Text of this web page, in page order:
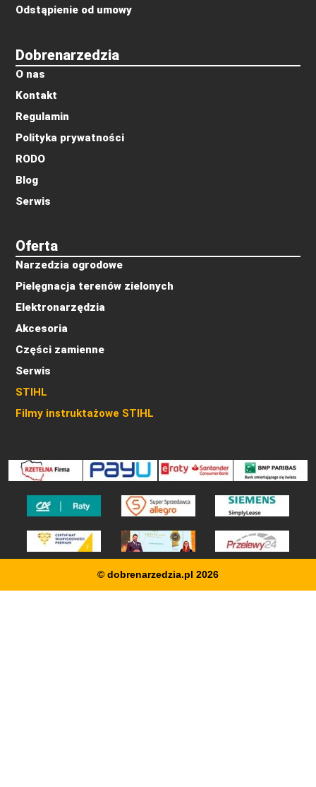
Oferta
Narzedzia ogrodowe
Pielęgnacja terenów zielonych
Elektronarzędzia
Akcesoria
Części zamienne
Serwis
STIHL
Filmy instruktażowe STIHL
Dobrenarzedzia
O nas
Kontakt
Regulamin
Polityka prywatności
RODO
Blog
Serwis
Odstąpienie od umowy
© dobrenarzedzia.pl 2026